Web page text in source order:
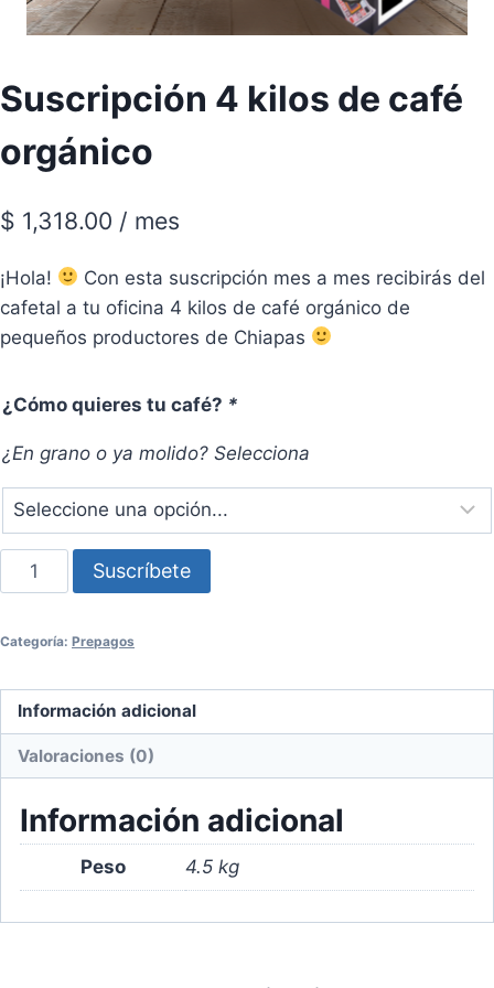
Suscripción 4 kilos de café
orgánico
$ 1,318.00 / mes
¡Hola!
Con esta suscripción mes a mes recibirás del
cafetal a tu oficina 4 kilos de café orgánico de
pequeños productores de Chiapas
¿Cómo quieres tu café? *
¿En grano o ya molido? Selecciona
Suscripción
4
de
orgánico
cantidad
Suscríbete
Categoría: Prepagos
Información adicional
Valoraciones (0)
Información adicional
Peso 4.5 kg